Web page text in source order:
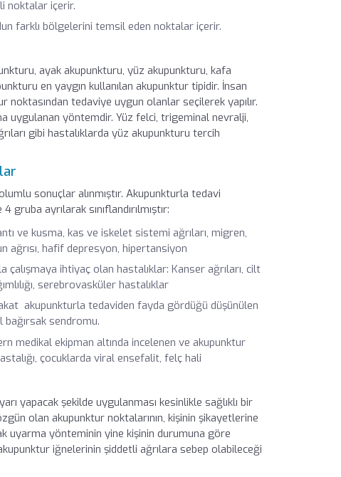
noktalar içerir.
farklı bölgelerini temsil eden noktalar içerir.
ayak akupunkturu, yüz akupunkturu, kafa
en yaygın kullanılan akupunktur tipidir. İnsan
tedaviye uygun olanlar seçilerek yapılır.
uygulanan yöntemdir. Yüz felci, trigeminal nevralji,
gibi hastalıklarda yüz akupunkturu tercih
sonuçlar alınmıştır. Akupunkturla tedavi
ayrılarak sınıflandırılmıştır:
ve kusma, kas ve iskelet sistemi ağrıları, migren,
ağrısı, hafif depresyon, hipertansiyon
ihtiyaç olan hastalıklar: Kanser ağrıları, cilt
serebrovasküler hastalıklar
akupunkturla tedaviden fayda gördüğü düşünülen
bağırsak sendromu.
medikal ekipman altında incelenen ve akupunktur
çocuklarda viral ensefalit, felç hali
yapacak şekilde uygulanması kesinlikle sağlıklı bir
olan akupunktur noktalarının, kişinin şikayetlerine
uyarma yönteminin yine kişinin durumuna göre
iğnelerinin şiddetli ağrılara sebep olabileceği